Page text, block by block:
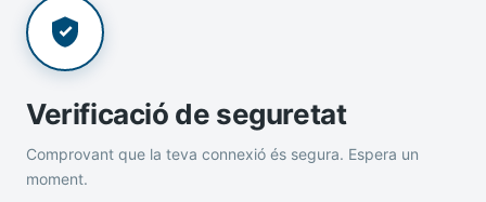
Verificació de seguretat
Comprovant que la teva connexió és segura. Espera un
moment.